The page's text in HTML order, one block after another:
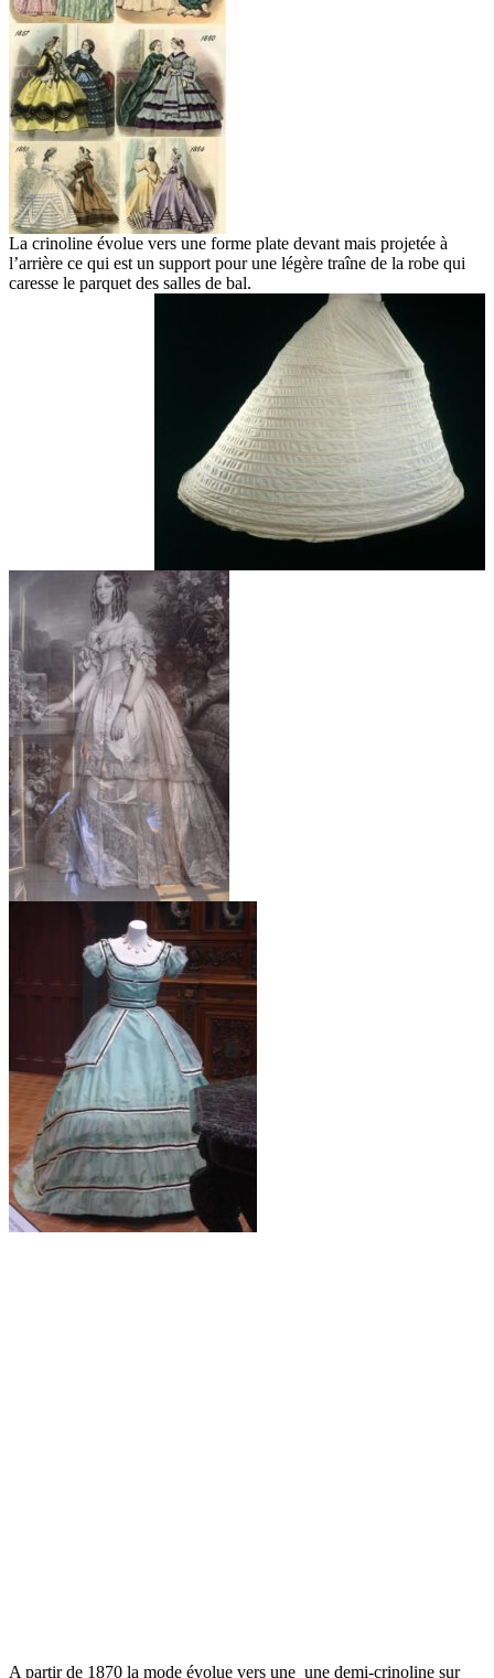
La crinoline évolue vers une forme plate devant mais projetée à
l’arrière ce qui est un support pour une légère traîne de la robe qui
caresse le parquet des salles de bal.
A partir de 1870 la mode évolue vers une une demi-crinoline sur